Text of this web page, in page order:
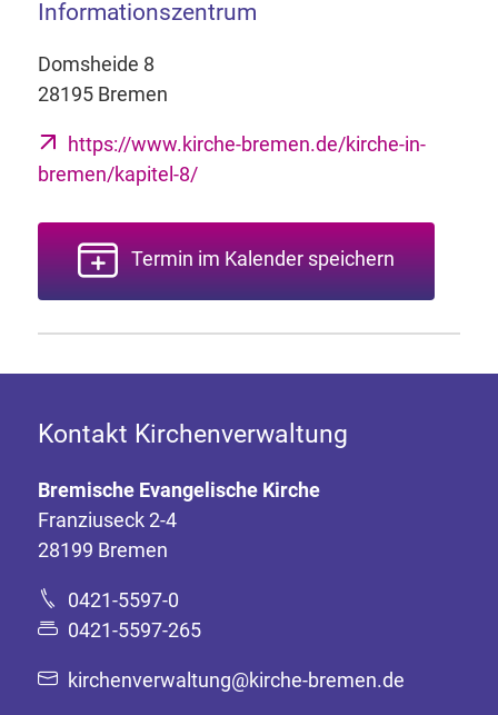
Informationszentrum
Domsheide 8
28195 Bremen
https://www.kirche-bremen.de/kirche-in-
bremen/kapitel-8/
Termin im Kalender speichern
Kontakt Kirchenverwaltung
Bremische Evangelische Kirche
Franziuseck 2-4
28199 Bremen
0421-5597-0
0421-5597-265
kirchenverwaltung@kirche-bremen.de